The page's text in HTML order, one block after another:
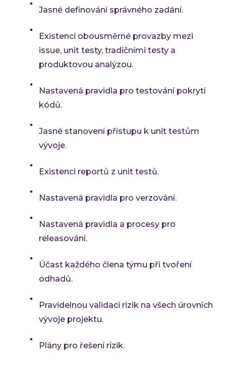
Jasné definování správného zadání.
Existenci obousměrné provazby mezi
issue, unit testy, tradičními testy a
produktovou analýzou.
Nastavená pravidla pro testování pokrytí
kódů.
Jasné stanovení přístupu k unit testům
vývoje.
Existenci reportů z unit testů.
Nastavená pravidla pro verzování.
Nastavená pravidla a procesy pro
releasování.
Účast každého člena týmu při tvoření
odhadů.
Pravidelnou validaci rizik na všech úrovních
vývoje projektu.
Plány pro řešení rizik.